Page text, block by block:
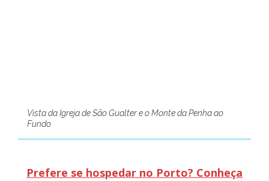
Vista da Igreja de São Gualter e o Monte da Penha ao
Fundo
Prefere se hospedar no Porto? Conheça